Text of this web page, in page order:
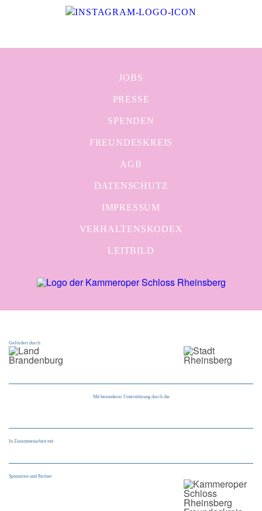
JOBS
PRESSE
SPENDEN
FREUNDESKREIS
AGB
DATENSCHUTZ
IMPRESSUM
VERHALTENSKODEX
LEITBILD
Gefördert durch
Mit besonderer Unterstützung durch die
In Zusammenarbeit mit
Sponsoren und Partner